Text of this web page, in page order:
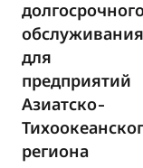
обслуживания
для
предприятий
Азиатско-
региона